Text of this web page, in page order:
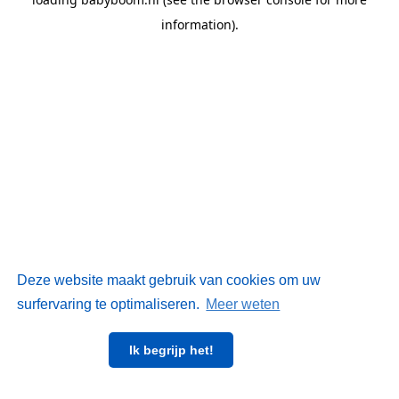
Deze website maakt gebruik van cookies om uw
surfervaring te optimaliseren. Meer weten
Ik begrijp het!
information).